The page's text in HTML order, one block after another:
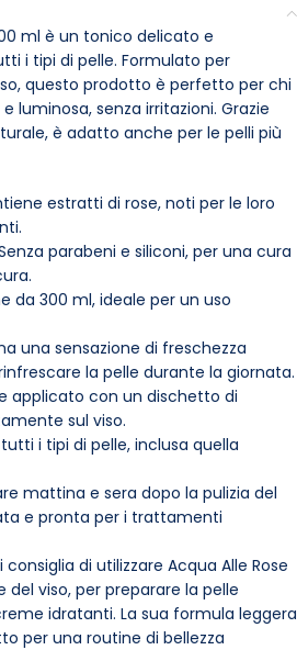
ml è un tonico delicato e
i tipi di pelle. Formulato per
questo prodotto è perfetto per chi
luminosa, senza irritazioni. Grazie
è adatto anche per le pelli più
estratti di rose, noti per le loro
parabeni e siliconi, per una cura
da 300 ml, ideale per un uso
una sensazione di freschezza
la pelle durante la giornata.
applicato con un dischetto di
sul viso.
i tipi di pelle, inclusa quella
mattina e sera dopo la pulizia del
e pronta per i trattamenti
di utilizzare Acqua Alle Rose
viso, per preparare la pelle
idratanti. La sua formula leggera
per una routine di bellezza